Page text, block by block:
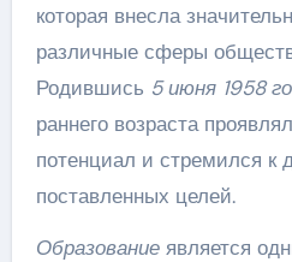
которая внесла
различные сферы
Родившись 5 июня 1958
раннего возраста
потенциал и стремился к
поставленных целей.
Образованиеявляется